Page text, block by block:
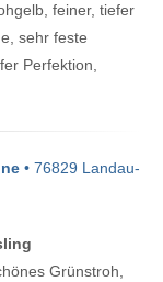
feiner, tiefer
sehr feste
Perfektion,
• 76829 Landau-
Grünstroh,